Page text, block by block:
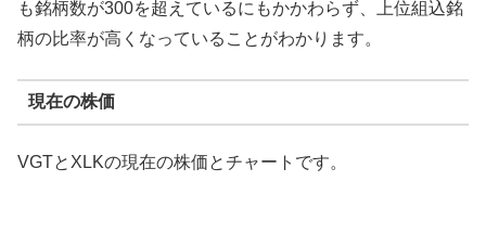
も銘柄数が300を超えているにもかかわらず、上位組込銘
柄の比率が高くなっていることがわかります。
現在の株価
VGTとXLKの現在の株価とチャートです。